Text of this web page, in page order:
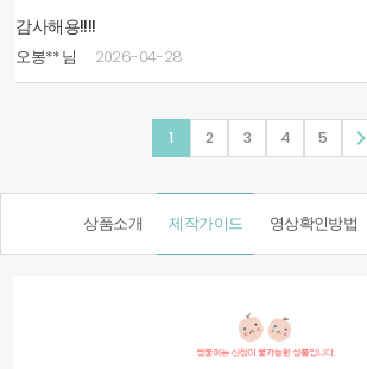
감사해용!!!!
오봉** 님 2026-04-28
1 2 3 4 5 
상품소개 제작가이드 영상확인방법